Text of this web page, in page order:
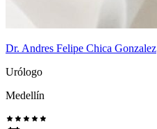
Dr. Andres Felipe Chica Gonzalez
Urólogo
Medellín